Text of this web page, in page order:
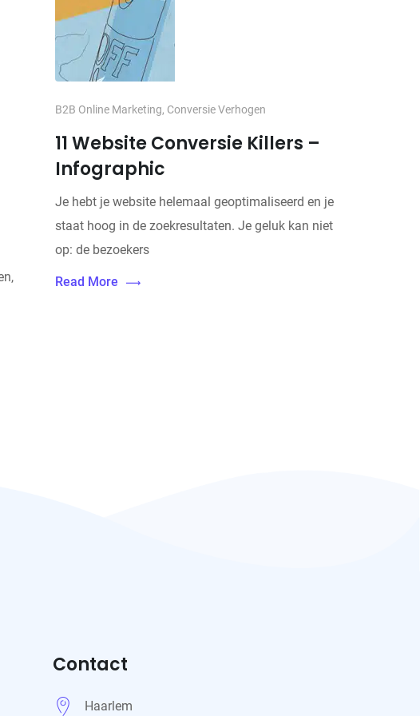
B2B Online Marketing, Conversie Verhogen
11 Website Conversie Killers –
Infographic
Je hebt je website helemaal geoptimaliseerd en je
staat hoog in de zoekresultaten. Je geluk kan niet
op: de bezoekers
Read More
Contact
Haarlem